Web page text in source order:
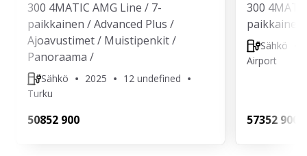
300 4MATIC AMG Line / 7-
paikkainen / Advanced Plus /
Ajoavustimet / Muistipenkit /
Panoraama /
Sähkö 2025
12 undefined
Turku
50852 900
300
paikkainen!
Sähkö
Airport
57352 900